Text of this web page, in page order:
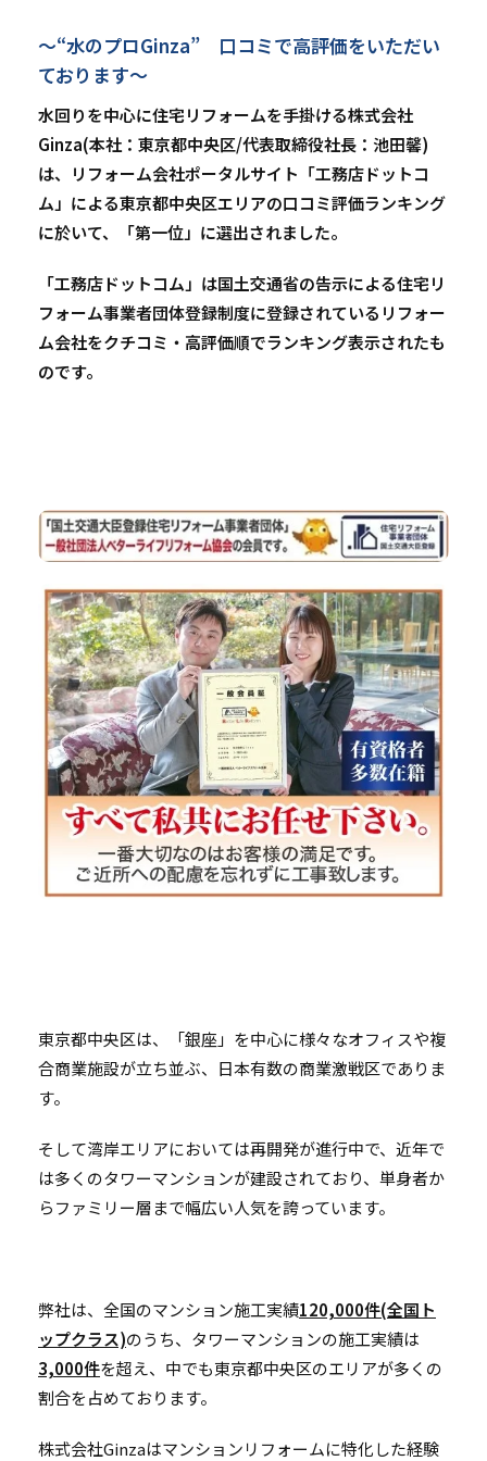
～“水のプロGinza” 口コミで高評価をいただい
ております～
水回りを中心に住宅リフォームを手掛ける株式会社
Ginza(本社：東京都中央区/代表取締役社長：池田馨)
は、リフォーム会社ポータルサイト「工務店ドットコ
ム」による東京都中央区エリアの口コミ評価ランキング
に於いて、「第一位」に選出されました。
「工務店ドットコム」は国土交通省の告示による住宅リ
フォーム事業者団体登録制度に登録されているリフォー
ム会社をクチコミ・高評価順でランキング表示されたも
のです。
東京都中央区は、「銀座」を中心に様々なオフィスや複
合商業施設が立ち並ぶ、日本有数の商業激戦区でありま
す。
そして湾岸エリアにおいては再開発が進行中で、近年で
は多くのタワーマンションが建設されており、単身者か
らファミリー層まで幅広い人気を誇っています。
弊社は、全国のマンション施工実績120,000件(全国ト
ップクラス)のうち、タワーマンションの施工実績は
3,000件を超え、中でも東京都中央区のエリアが多くの
割合を占めております。
株式会社Ginzaはマンションリフォームに特化した経験